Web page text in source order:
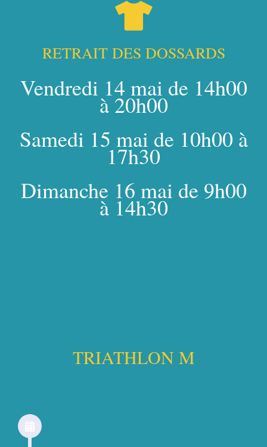
RETRAIT DES DOSSARDS
Vendredi 14 mai de 14h00
à 20h00
Samedi 15 mai de 10h00 à
17h30
Dimanche 16 mai de 9h00
à 14h30
TRIATHLON M​